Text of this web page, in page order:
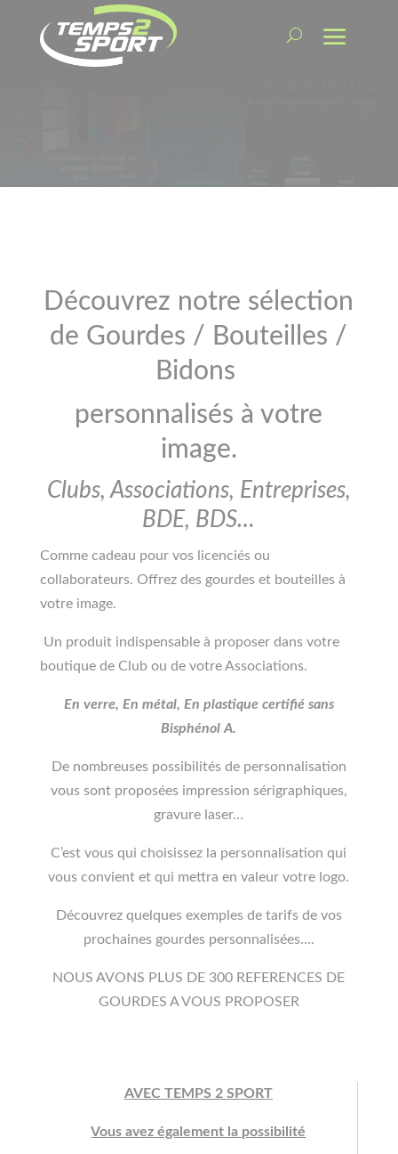
Découvrez notre sélection
de Gourdes / Bouteilles /
Bidons
personnalisés à votre
image.
Clubs, Associations, Entreprises,
BDE, BDS…
Comme cadeau pour vos licenciés ou
collaborateurs. Offrez des gourdes et bouteilles à
votre image.
Un produit indispensable à proposer dans votre
boutique de Club ou de votre Associations.
En verre, En métal, En plastique certifié sans
Bisphénol A.
De nombreuses possibilités de personnalisation
vous sont proposées impression sérigraphiques,
gravure laser…
C’est vous qui choisissez la personnalisation qui
vous convient et qui mettra en valeur votre logo.
Découvrez quelques exemples de tarifs de vos
prochaines gourdes personnalisées….
NOUS AVONS PLUS DE 300 REFERENCES DE
GOURDES A VOUS PROPOSER
AVEC TEMPS 2 SPORT
Vous avez également la possibilité